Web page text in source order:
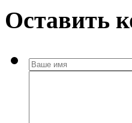
Оставить